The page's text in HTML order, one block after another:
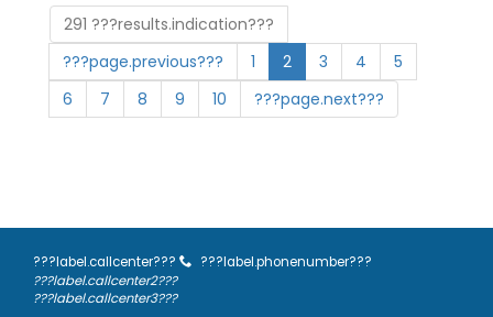
291 ???results.indication???
???page.previous???
1 2 3 4
5
6
7 8 9 10 ???page.next???
???label.callcenter???
???label.phonenumber???
???label.callcenter2???
???label.callcenter3???